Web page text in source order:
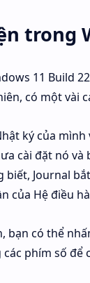
trong
11 Build
có một vài
ký của
cài đặt nó
biết, Journal
của Hệ điều
có thể
phím số để